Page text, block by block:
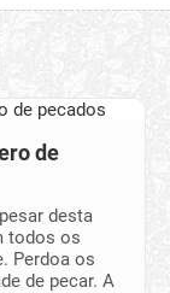
de
desta
todos os
Perdoa os
de pecar. A